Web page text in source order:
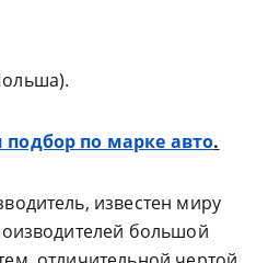
по марке авто.
известен миру
большой